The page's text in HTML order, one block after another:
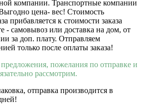
компании. Транспортные компании
цена- вес! Стоимость
прибавляется к стоимости заказа
- самовывоз или доставка на дом, от
за доп. плату. Отправляем
только после оплаты заказа!
пожелания по отправке и
рассмотрим.
отправка производится в